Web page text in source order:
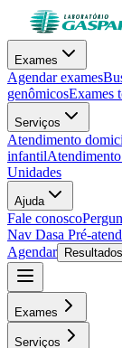
Exames
Agendar exames
genômicosExames
Serviços
Atendimento
infantil
Unidades
Ajuda
Fale conosco
Nav Dasa Pré-
Agendar
Resultados
Exames
Serviços